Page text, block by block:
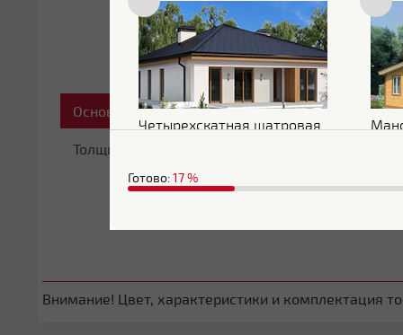
Основные характеристики
Толщина
Внимание! Цвет, характеристики и комплектация
Четырехскатная шатровая
Готово:17%